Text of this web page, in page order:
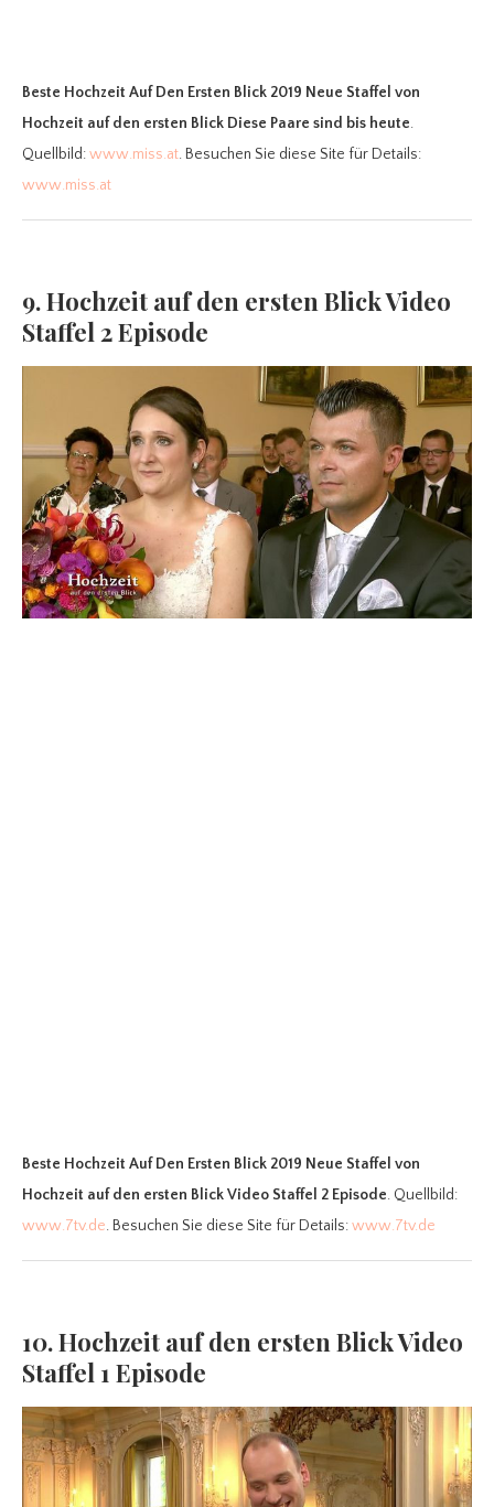
Beste Hochzeit Auf Den Ersten Blick 2019 Neue Staffel von
Hochzeit auf den ersten Blick Diese Paare sind bis heute.
Quellbild:www.miss.at. Besuchen Sie diese Site für Details:
www.miss.at
9. Hochzeit auf den ersten Blick Video
Staffel 2 Episode
Beste Hochzeit Auf Den Ersten Blick 2019 Neue Staffel von
Hochzeit auf den ersten Blick Video Staffel 2 Episode. Quellbild:
www.7tv.de. Besuchen Sie diese Site für Details:www.7tv.de
10. Hochzeit auf den ersten Blick Video
Staffel 1 Episode